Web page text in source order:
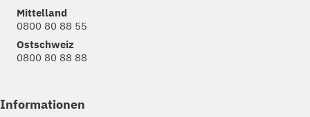
Mittelland
0800 80 88 55
Ostschweiz
0800 80 88 88
Informationen